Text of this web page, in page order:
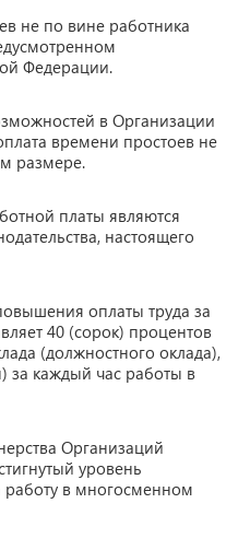
не по вине работника
Федерации.
в Организации
времени простоев не
размере.
платы являются
настоящего
оплаты труда за
40 (сорок) процентов
(должностного оклада),
за каждый час работы в
Организаций
уровень
в многосменном